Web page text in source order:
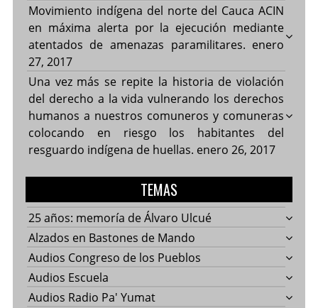
Movimiento indígena del norte del Cauca ACIN
en máxima alerta por la ejecución mediante
atentados de amenazas paramilitares. enero
27, 2017
Una vez más se repite la historia de violación
del derecho a la vida vulnerando los derechos
humanos a nuestros comuneros y comuneras
colocando en riesgo los habitantes del
resguardo indígena de huellas. enero 26, 2017
TEMAS
25 años: memoría de Álvaro Ulcué
Alzados en Bastones de Mando
Audios Congreso de los Pueblos
Audios Escuela
Audios Radio Pa' Yumat